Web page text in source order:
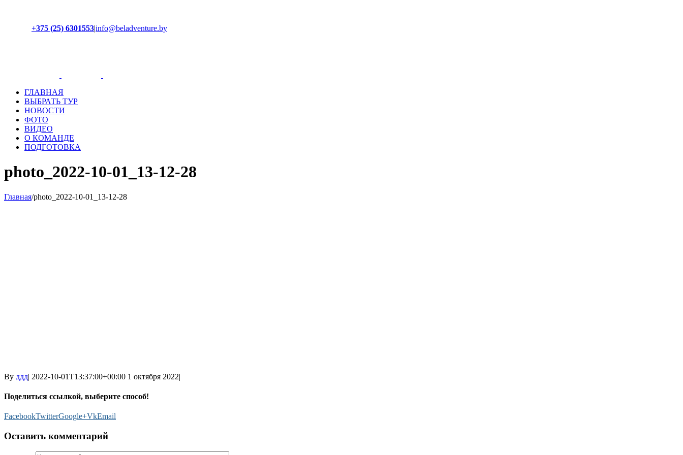
+375 (25) 6301553|info@beladventure.by
ГЛАВНАЯ
ВЫБРАТЬ ТУР
НОВОСТИ
ФОТО
ВИДЕО
О КОМАНДЕ
ПОДГОТОВКА
photo_2022-10-01_13-12-28
Главная/photo_2022-10-01_13-12-28
By ддд| 2022-10-01T13:37:00+00:00 1 октября 2022|
Поделиться ссылкой, выберите способ!
FacebookTwitterGoogle+VkEmail
Оставить комментарий